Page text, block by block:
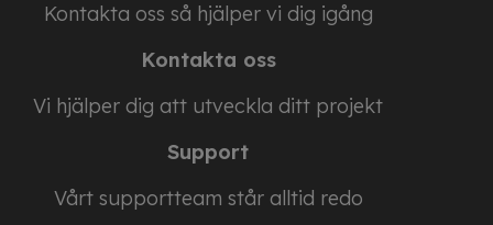
Kontakta oss så hjälper vi dig igång
Kontakta oss
Vi hjälper dig att utveckla ditt projekt
Support
Vårt supportteam står alltid redo